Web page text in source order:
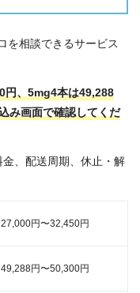
を相談できるサービス
円、5mg4本は49,288
み画面で確認してくだ
、配送周期、休止・解
27,000円〜32,450円
49,288円〜50,300円